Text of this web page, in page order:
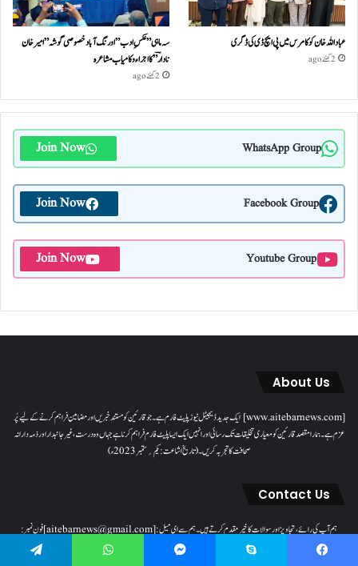
عباداللہ خان کو کامرس میں پی ایچ ڈی کی ڈگری
2 گھنٹے ago
سہ ماہی ” عکسِ ادب” اورنگ آباد خصوصی گو شہ ” امیر خان
نادا رؔ ” کا اجراء و کامیاب مشا عر ہ
2 گھنٹے ago
WhatsApp Group
Join Now
Facebook Group
Join Now
Youtube Group
Join Now
About Us
[www.aitebarnews.com] ایک جدید ڈیجیٹل نیوز پلیٹ فارم ہے۔ جو قارئین کو مستند خبریں اور مضامین فراہم کرنے کے لیے پُر
عزم ہے۔ ہمارا مقصدقارئین کو معیاری تخلیقات تک رسائی اور انہیں ایک ایسا پلیٹ فارم فراہم کرنا ہے جہاں وہ درست، غیر جانبدار اور ذمہ دارانہ
صحافت کا تجربہ کریں۔( تاریخ اشاعت : یکم؍ ستمبر 2023ء)
Contact Us
ہم آپ کی رائے، تجاویز اور سوالات کا خیرمقدم کرتے ہیں۔ ہم سےای میل: [aitebarnews@gmail.com]فون نمبر: